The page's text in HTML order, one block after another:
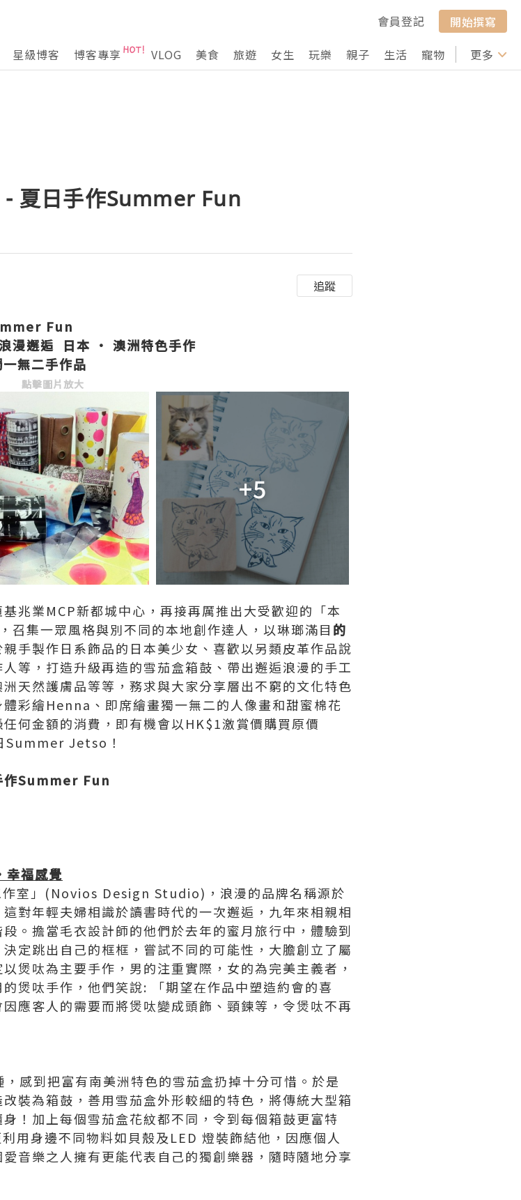
會員登記
開始撰寫
星級博客 博客專享 VLOG 美食 旅遊 女生 玩樂 親子 生活 寵物 行山 打卡
更多
夏日手作Summer Fun
追蹤
Fun
漫邂逅 日本 · 澳洲特色手作
無二手作品
點擊圖片放大
+5
兆業MCP新都城中心，再接再厲推出大受歡迎的「本
集一眾風格與別不同的本地創作達人，以琳瑯滿目 的
親手製作日系飾品的日本美少女、喜歡以另類皮革作品說
等，打造升級再造的雪茄盒箱鼓、帶出邂逅浪漫的手工
天然護膚品等等，務求與大家分享層出不窮的文化特色
彩繪Henna、即席繪畫獨一無二的人像畫和甜蜜棉花
何金額的消費，即有機會以HK$1激賞價購買原價
Summer Jetso！
作Summer Fun
幸福感覺
室」(Novios Design Studio)，浪漫的品牌名稱源於
對年輕夫婦相識於讀書時代的一次邂逅，九年來相親相
。擔當毛衣設計師的他們於去年的蜜月旅行中，體驗到
定跳出自己的框框，嘗試不同的可能性，大膽創立了屬
煲呔為主要手作，男的注重實際，女的為完美主義者，
煲呔手作，他們笑說: 「期望在作品中塑造約會的喜
應客人的需要而將煲呔變成頭飾、頸鍊等，令煲呔不再
感到把富有南美洲特色的雪茄盒扔掉十分可惜。於是
裝為箱鼓，善用雪茄盒外形較細的特色，將傳統大型箱
！加上每個雪茄盒花紋都不同，令到每個箱鼓更富特
用身邊不同物料如貝殼及LED 燈裝飾結他，因應個人
音樂之人擁有更能代表自己的獨創樂器，隨時隨地分享